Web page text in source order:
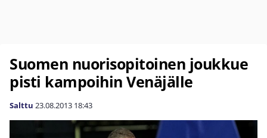
Suomen nuorisopitoinen joukkue
pisti kampoihin Venäjälle
Salttu 23.08.2013 18:43